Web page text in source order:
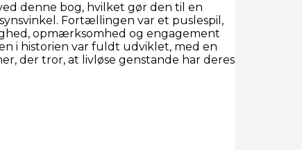
denne bog, hvilket gør den til en
Fortællingen var et puslespil,
opmærksomhed og engagement
i historien var fuldt udviklet, med en
der tror, at livløse genstande har deres